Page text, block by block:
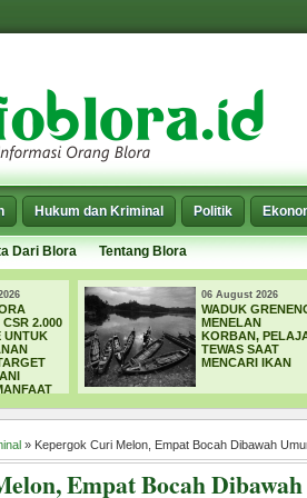
Hukum dan Kriminal Politik
Dari Blora Tentang Blora
06 August 2026
WADUK GRENENG
MENELAN
KORBAN, PELAJAR
TEWAS SAAT
MENCARI IKAN
» Kepergok Curi Melon, Empat Bocah Dibawah
Empat Bocah